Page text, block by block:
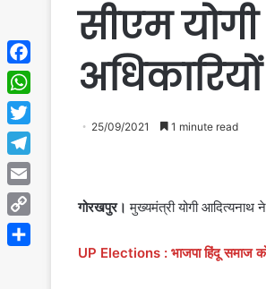
सीएम
25/09/2021 1 minute read
गोरखपुर। मुख्यमंत्री योगी आदित्यनाथ
UP Elections : भाजपा हिंदू समाज
Facebook
WhatsApp
Twitter
Telegram
Email
Copy
Link